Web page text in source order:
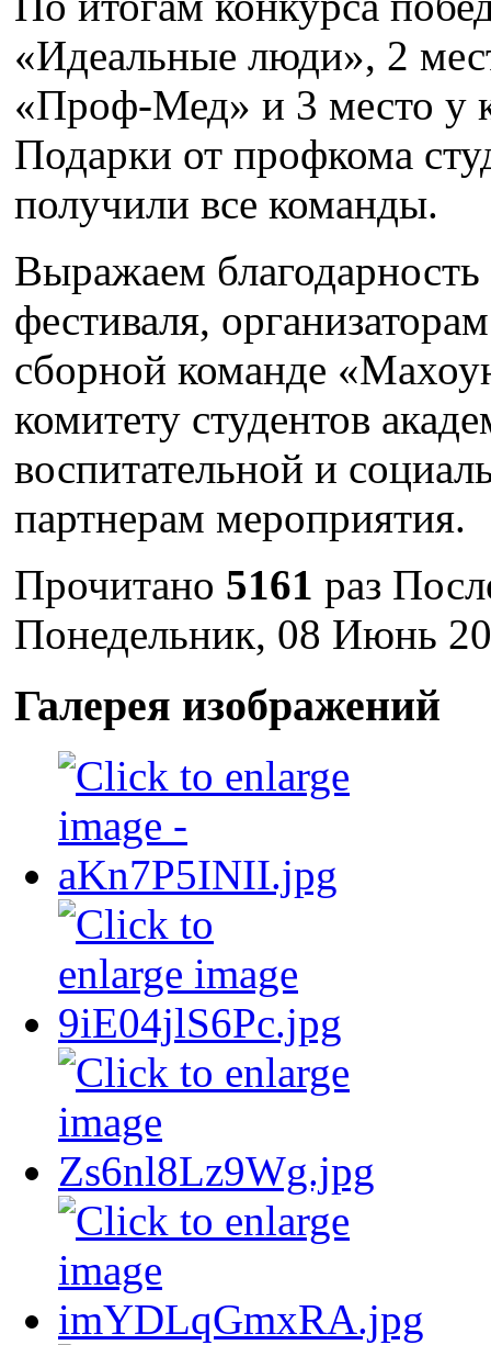
«Идеальные люди», 2
«Проф-Мед» и 3 место у
Подарки от профкома
получили все команды.
Выражаем
фестиваля,
сборной команде
комитету студентов
воспитательной и
партнерам мероприятия.
Прочитано 5161 раз
Понедельник, 08 Июнь
Галерея изображений